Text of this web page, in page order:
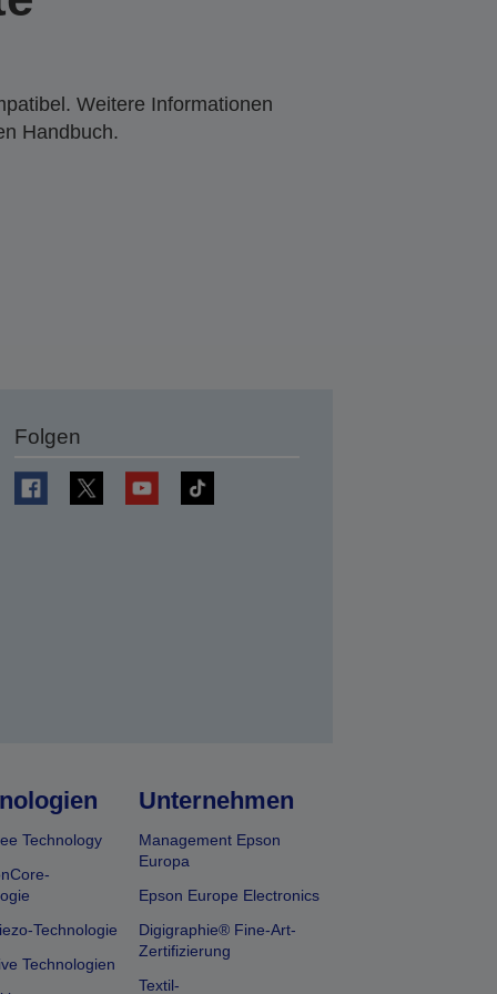
Weitere Informationen
Handbuch.
Folgen
Technology
Technologie
Technologien
Unternehmen
Management Epson
Europa
Epson Europe Electronics
Digigraphie® Fine-Art-
Zertifizierung
Textil-